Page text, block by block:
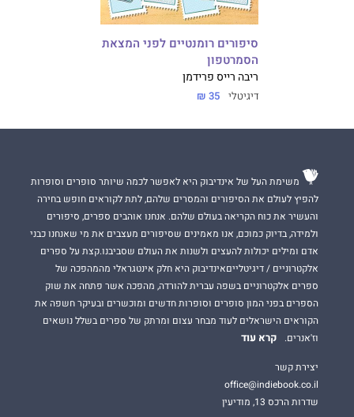
סיפורים רומנטיים לפני המצאת
הסמרטפון
ריבה רייס פרידמן
דיגיטלי 35 ₪
משימת העל של אינדיבוק היא לאפשר לכמה שיותר סופרים וסופרות
להפיץ לעולם את הסיפורים והמסרים שלהם, לתת לקוראים חופש בחירה
והעשיר את כוח הקריאה בעולם שלהם. אנחנו אוהבים ספרים, סיפורים
ולמידה, בדיוק כמוכם, אנו מאמינים שסיפורים מעצבים את מי שאנחנו כבני
אדם ומילים יכולות להעצים ולשנות את העולם שסביבנו.קצת על ספרים
אלקטרוניים / דיגיטלייםאינדיבוק היא חלק אינטגראלי מהמהפכה של
ספרים אלקטרוניים בשפה עברית להורדה, מהפכה אשר פתחה את שוק
הספרים בפני המון סופרים וסופרות חדשים ומוכשרים ובעיקר חשפה את
הקוראים הישראלים לעוד מבחר עצום ומרתק של ספרים בשלל נושאים
וז'אנרים.
קרא עוד
יצירת קשר
office@indiebook.co.il
שדרות הרכס 13, מודיעין